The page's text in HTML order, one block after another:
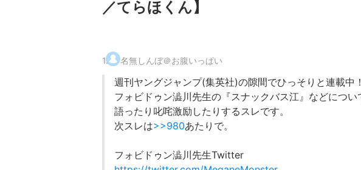
／てらほくん】
1. 名無しんぼ＠お腹いっぱい
週刊ヤングジャンプ(集英社)の隙間でひっそりと連載中！
フォビドゥン澁川先生の『スナックバス江』などについ
語ったり叱咤激励したりするスレです。
次スレは>>980あたりで。
フォビドゥン澁川先生Twitter